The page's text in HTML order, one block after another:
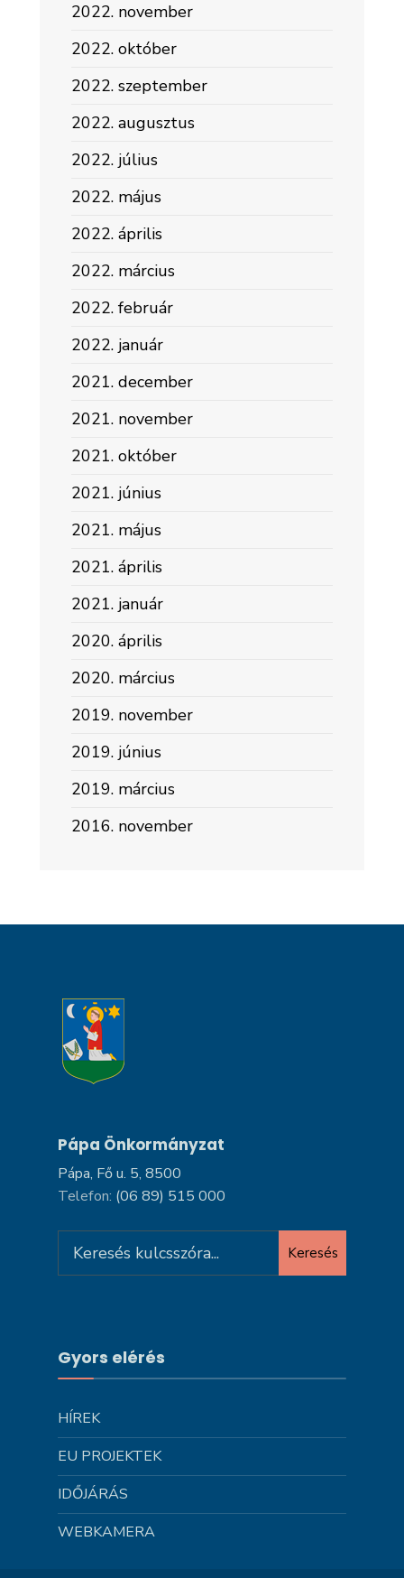
2022. november
2022. október
2022. szeptember
2022. augusztus
2022. július
2022. május
2022. április
2022. március
2022. február
2022. január
2021. december
2021. november
2021. október
2021. június
2021. május
2021. április
2021. január
2020. április
2020. március
2019. november
2019. június
2019. március
2016. november
Pápa Önkormányzat
Pápa, Fő u. 5, 8500
Telefon: (06 89) 515 000
for:
Keresés
Gyors elérés
HÍREK
EU PROJEKTEK
IDŐJÁRÁS
WEBKAMERA